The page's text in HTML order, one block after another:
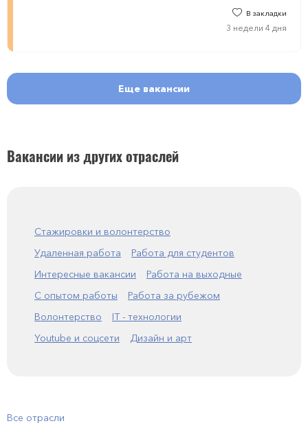
В закладки
3 недели 4 дня
Еще вакансии
Вакансии из других отраслей
Стажировки и волонтерство
Удаленная работа
Работа для студентов
Интересные вакансии
Работа на выходные
С опытом работы
Работа за рубежом
Волонтерство
IT - технологии
Youtube и соцсети
Дизайн и арт
Все отрасли